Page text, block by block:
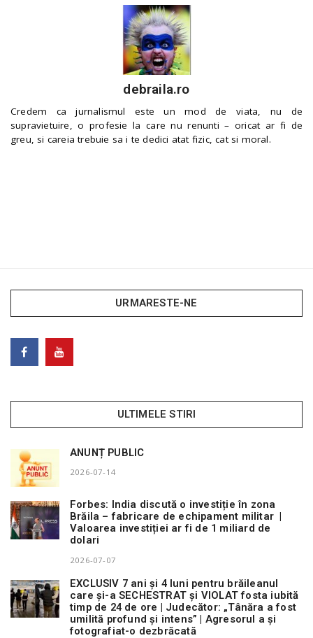
debraila.ro
Credem ca jurnalismul este un mod de viata, nu de
supravietuire, o profesie la care nu renunti – oricat ar fi de
greu, si careia trebuie sa i te dedici atat fizic, cat si moral.
URMARESTE-NE
ULTIMELE STIRI
ANUNȚ PUBLIC
2026-07-14
Forbes: India discută o investiție în zona
Brăila – fabricare de echipament militar |
Valoarea investiției ar fi de 1 miliard de
dolari
2026-07-07
EXCLUSIV 7 ani și 4 luni pentru brăileanul
care și-a SECHESTRAT și VIOLAT fosta iubită
timp de 24 de ore | Judecător: „Tânăra a fost
umilită profund și intens” | Agresorul a și
fotografiat-o dezbrăcată